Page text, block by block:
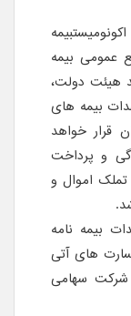
بیمه
عمومی بیمه
هیئت دولت،
بیمه های
قرار خواهد
و پرداخت
اموال و
بیمه‏ نامه‏
های آتی
شرکت سهامی